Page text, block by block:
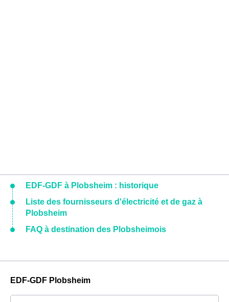
EDF-GDF à Plobsheim : historique
Liste des fournisseurs d'électricité et de gaz à
Plobsheim
FAQ à destination des Plobsheimois
EDF-GDF Plobsheim